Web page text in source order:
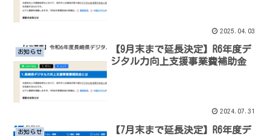
2025.04.03
お知らせ
【9月末まで延長決定】R6年度デ
ジタル力向上支援事業費補助金
2024.07.31
お知らせ
【7月末まで延長決定】R6年度デ